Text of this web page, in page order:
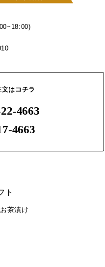
はコチラ
4663
4663
ト
お茶漬け